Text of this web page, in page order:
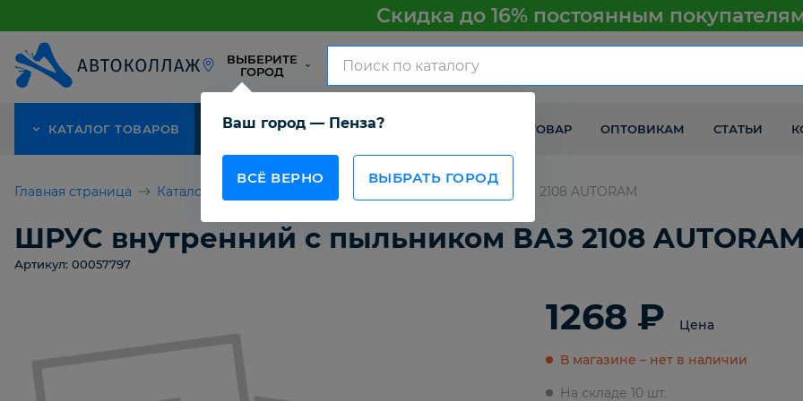
Скидка до 16% постоянным
ВЫБЕРИТЕ
ГОРОД
Ваш город — Пенза?
ВСЁ ВЕРНО ВЫБРАТЬ ГОРОД
КАТАЛОГ ТОВАРОВ АКЦИЯ О КОМПАНИИ КАК ПОЛУЧИТЬ ТОВАР ОПТОВИКАМ СТАТЬИ
Главная страница Каталог товаров ШРУС внутренний с пыльником ВАЗ 2108 AUTORAM
ШРУС внутренний с пыльником ВАЗ 2108 AUTORAM
Артикул: 00057797
1268 ₽ Цена
В магазине – нет в наличии
На складе 10 шт.